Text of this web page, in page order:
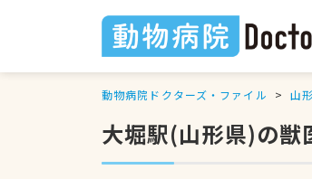
動物病院ドクターズ・ファイル 山
大堀駅(山形県)の獣